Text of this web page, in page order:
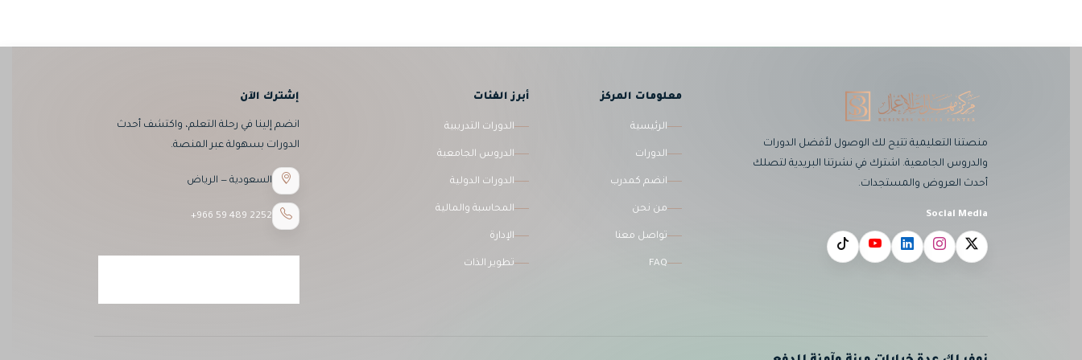
منصتنا التعليمية تتيح لك الوصول لأفضل الدورات
والدروس الجامعية. اشترك في نشرتنا البريدية لتصلك
أحدث العروض والمستجدات.
Social Media
معلومات المركز
الرئيسية
الدورات
انضم كمدرب
من نحن
تواصل معنا
FAQ
أبرز الفئات
الدورات التدريبية
الدروس الجامعية
الدورات الدولية
المحاسبة والمالية
الإدارة
تطوير الذات
إشترك الآن
انضم إلينا في رحلة التعلم، واكتشف أحدث
الدورات بسهولة عبر المنصة.
السعودية — الرياض
+966 59 489 2252